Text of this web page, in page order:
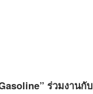
ร่วมงานกับ